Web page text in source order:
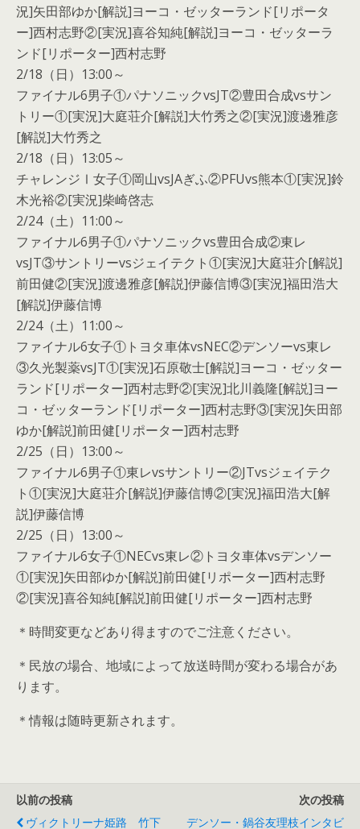
況]矢田部ゆか[解説]ヨーコ・ゼッターランド[リポータ
ー]西村志野②[実況]喜谷知純[解説]ヨーコ・ゼッターラ
ンド[リポーター]西村志野
2/18（日）13:00～
ファイナル6男子①パナソニックvsJT②豊田合成vsサン
トリー①[実況]大庭荘介[解説]大竹秀之②[実況]渡邊雅彦
[解説]大竹秀之
2/18（日）13:05～
チャレンジⅠ女子①岡山vsJAぎふ②PFUvs熊本①[実況]鈴
木光裕②[実況]柴崎啓志
2/24（土）11:00～
ファイナル6男子①パナソニックvs豊田合成②東レ
vsJT③サントリーvsジェイテクト①[実況]大庭荘介[解説]
前田健②[実況]渡邊雅彦[解説]伊藤信博③[実況]福田浩大
[解説]伊藤信博
2/24（土）11:00～
ファイナル6女子①トヨタ車体vsNEC②デンソーvs東レ
③久光製薬vsJT①[実況]石原敬士[解説]ヨーコ・ゼッター
ランド[リポーター]西村志野②[実況]北川義隆[解説]ヨー
コ・ゼッターランド[リポーター]西村志野③[実況]矢田部
ゆか[解説]前田健[リポーター]西村志野
2/25（日）13:00～
ファイナル6男子①東レvsサントリー②JTvsジェイテク
ト①[実況]大庭荘介[解説]伊藤信博②[実況]福田浩大[解
説]伊藤信博
2/25（日）13:00～
ファイナル6女子①NECvs東レ②トヨタ車体vsデンソー
①[実況]矢田部ゆか[解説]前田健[リポーター]西村志野
②[実況]喜谷知純[解説]前田健[リポーター]西村志野
＊時間変更などあり得ますのでご注意ください。
＊民放の場合、地域によって放送時間が変わる場合があ
ります。
＊情報は随時更新されます。
以前の投稿
ヴィクトリーナ姫路 竹下
次の投稿
デンソー・鍋谷友理枝インタビ